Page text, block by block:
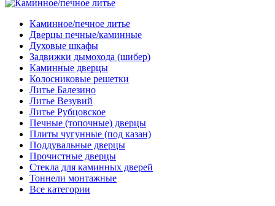
Каминное/печное литье
Дверцы печные/каминные
Духовые шкафы
Задвижки дымохода (шибер)
Каминные дверцы
Колосниковые решетки
Литье Балезино
Литье Везувий
Литье Рубцовское
Печные (топочные) дверцы
Плиты чугунные (под казан)
Поддувальные дверцы
Прочистные дверцы
Стекла для каминных дверей
Тоннели монтажные
Все категории